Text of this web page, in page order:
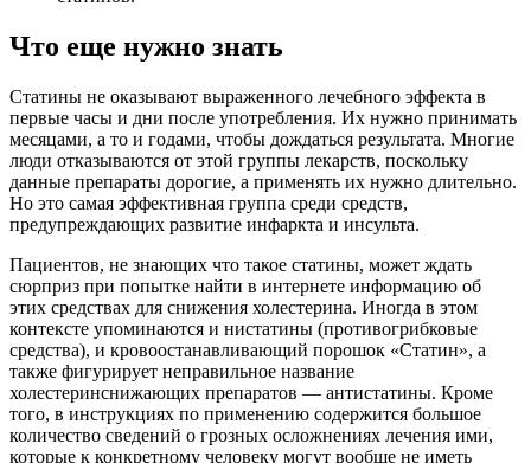
Что еще нужно знать
Статины не оказывают выраженного лечебного эффекта в
первые часы и дни после употребления. Их нужно принимать
месяцами, а то и годами, чтобы дождаться результата. Многие
люди отказываются от этой группы лекарств, поскольку
данные препараты дорогие, а применять их нужно длительно.
Но это самая эффективная группа среди средств,
предупреждающих развитие инфаркта и инсульта.
Пациентов, не знающих что такое статины, может ждать
сюрприз при попытке найти в интернете информацию об
этих средствах для снижения холестерина. Иногда в этом
контексте упоминаются и нистатины (противогрибковые
средства), и кровоостанавливающий порошок «Статин», а
также фигурирует неправильное название
холестеринснижающих препаратов — антистатины. Кроме
того, в инструкциях по применению содержится большое
количество сведений о грозных осложнениях лечения ими,
которые к конкретному человеку могут вообще не иметь